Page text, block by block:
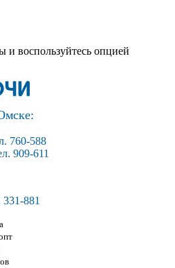
и воспользуйтесь опцией
760-588
909-611
881